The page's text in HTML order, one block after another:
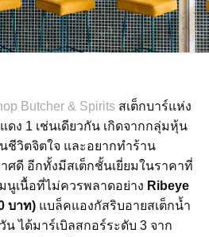
Butcher & Spirits สเต็กบาร์แห่ง
ง 1 เช่นเดียวกัน เกิดจากกลุ่มหุ้น
ชีวิตจิตใจ และอยากทำร้าน
ศดี อีกทั้งมีสเต็กชั้นเยี่ยมในราคาที่
นูเนื้อที่ไม่ควรพลาดอย่าง Ribeye
บาท) แบล็คแองกัสริบอายสเต็กน้ำ
น ได้มาร์เบิลสกอร์ระดับ 3 จาก